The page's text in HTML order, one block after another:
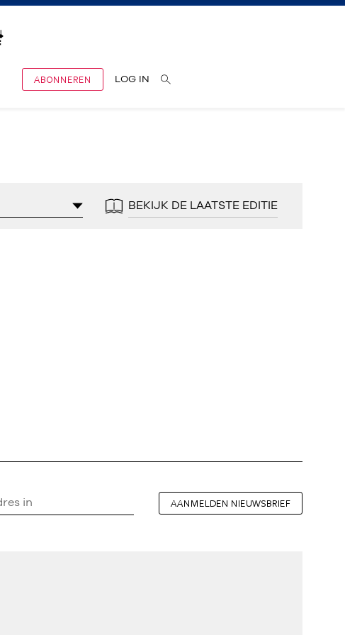
ABONNEREN LOG IN
BEKIJK DE LAATSTE EDITIE
AANMELDEN NIEUWSBRIEF